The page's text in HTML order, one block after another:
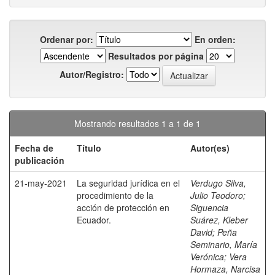
Ordenar por:
En orden:
Resultados por página
Autor/Registro:
Mostrando resultados 1 a 1 de 1
Fecha de
publicación
Título Autor(es)
21-may-2021
La seguridad jurídica en el
procedimiento de la
acción de protección en
Ecuador.
Verdugo Silva,
Julio Teodoro;
Siguencia
Suárez, Kleber
David; Peña
Seminario, María
Verónica; Vera
Hormaza, Narcisa